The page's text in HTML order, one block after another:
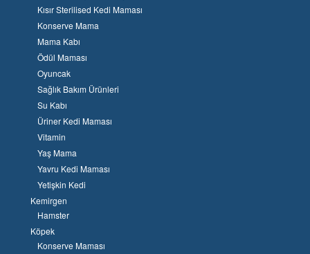
Kısır Sterilised Kedi Maması
Konserve Mama
Mama Kabı
Ödül Maması
Oyuncak
Sağlık Bakım Ürünleri
Su Kabı
Üriner Kedi Maması
Vitamin
Yaş Mama
Yavru Kedi Maması
Yetişkin Kedi
Kemirgen
Hamster
Köpek
Konserve Maması